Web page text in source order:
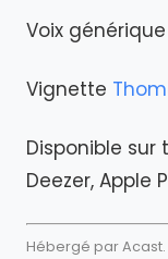
Voix générique
Vignette
Disponible sur
Deezer, Apple
Hébergé par Acast.